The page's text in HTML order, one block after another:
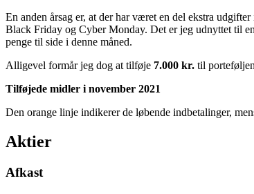
En anden årsag er, at der har været en del ekstra
Black Friday og Cyber Monday. Det er jeg udnyttet til
penge til side i denne måned.
Alligevel formår jeg dog at tilføje 7.000 kr. til
Tilføjede midler i november 2021
Den orange linje indikerer de løbende indbetalinger,
Aktier
Afkast